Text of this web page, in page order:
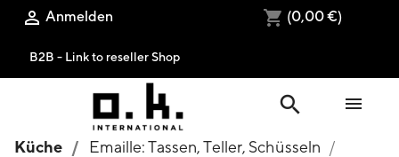
 Anmelden shopping_cart (0,00 €)
B2B - Link to reseller Shop
search 
Küche
Emaille: Tassen, Teller, Schüsseln